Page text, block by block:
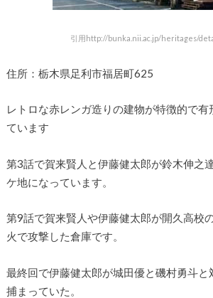
引用http://bunka.nii.ac.jp/heritages/
住所：栃木県足利市福居町625
レトロな赤レンガ造りの建物が特徴的で
ています
第3話で賀来賢人と伊藤健太郎が鈴木伸之
ケ地になっています。
第9話で賀来賢人や伊藤健太郎が開久高校
火で攻撃した倉庫です。
最終回で伊藤健太郎が城田優と磯村勇斗と
捕まっていた。